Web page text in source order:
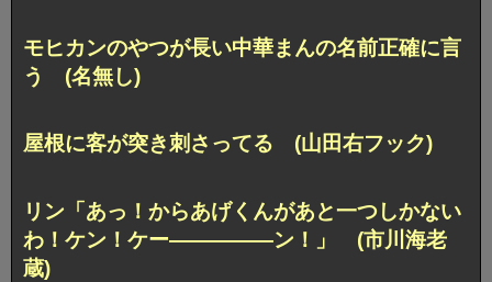
モヒカンのやつが長い中華まんの名前正確に言
う (名無し)
屋根に客が突き刺さってる (山田右フック)
リン「あっ！からあげくんがあと一つしかない
わ！ケン！ケー―――――ン！」 (市川海老
蔵)